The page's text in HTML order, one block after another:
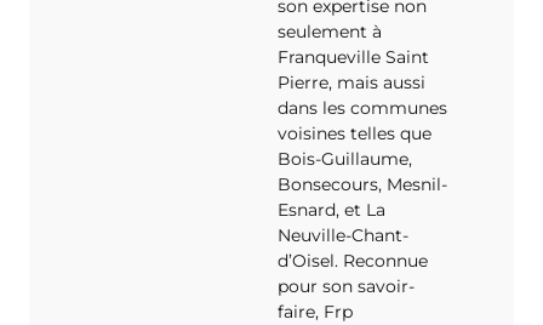
son expertise non
seulement à
Franqueville Saint
Pierre, mais aussi
dans les communes
voisines telles que
Bois-Guillaume,
Bonsecours, Mesnil-
Esnard, et La
Neuville-Chant-
d’Oisel. Reconnue
pour son savoir-
faire, Frp